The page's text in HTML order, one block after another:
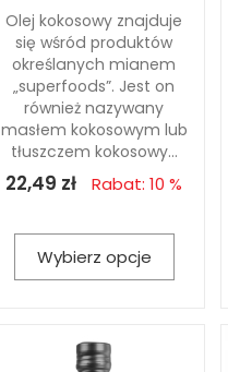
Olej kokosowy znajduje
się wśród produktów
określanych mianem
„superfoods”. Jest on
również nazywany
masłem kokosowym lub
tłuszczem kokosowy...
22,49 zł Rabat: 10 %
Wybierz opcje